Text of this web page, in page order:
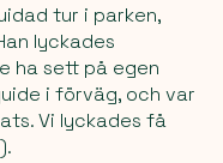
tur i parken,
lyckades
ha sett på egen
i förväg, och var
Vi lyckades få